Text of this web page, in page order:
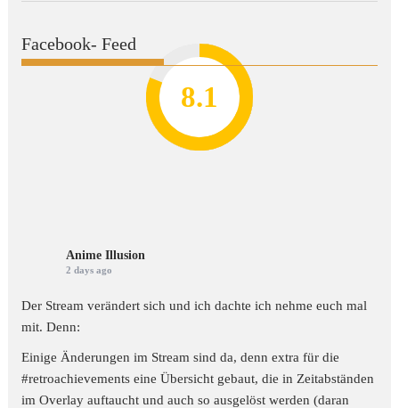
8.2
7.8
7.1
7
8.1
Facebook- Feed
Anime Illusion
2 days ago
Der Stream verändert sich und ich dachte ich nehme euch mal
mit. Denn:
Einige Änderungen im Stream sind da, denn extra für die
#retroachievements eine Übersicht gebaut, die in Zeitabständen
im Overlay auftaucht und auch so ausgelöst werden (daran